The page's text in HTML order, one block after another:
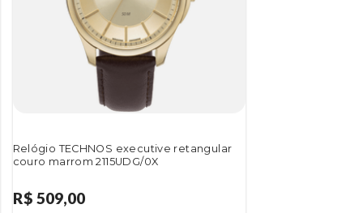
Relógio TECHNOS executive retangular
couro marrom 2115UDG/0X
R$ 509,00